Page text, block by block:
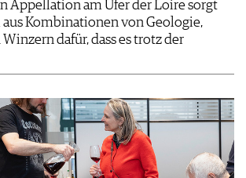
Appellation am Ufer der Loire sorgt
Kombinationen von Geologie,
dafür, dass es trotz der